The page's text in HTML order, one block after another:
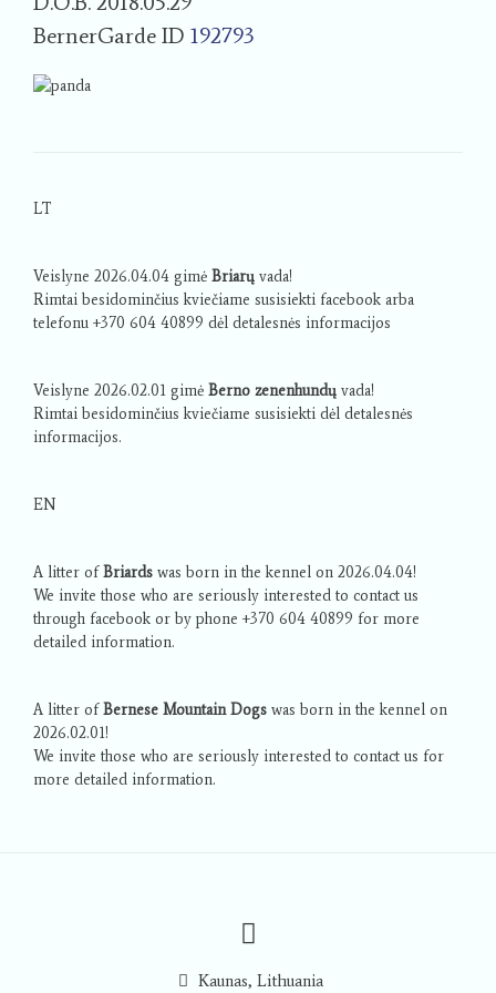
BernerGarde ID 192793
LT
Veislyne 2026.04.04 gimė Briarų vada!
Rimtai besidominčius kviečiame susisiekti facebook arba
telefonu +370 604 40899 dėl detalesnės informacijos
Veislyne 2026.02.01 gimė Berno zenenhundų vada!
Rimtai besidominčius kviečiame susisiekti dėl detalesnės
informacijos.
EN
A litter ofBriards was born in the kennel on 2026.04.04!
We invite those who are seriously interested to contact us
through facebook or by phone +370 604 40899 for more
detailed information.
A litter ofBernese Mountain Dogs was born in the kennel on
2026.02.01!
We invite those who are seriously interested to contact us for
more detailed information.
Kaunas, Lithuania